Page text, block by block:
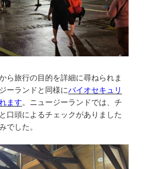
ら旅行の目的を詳細に尋ねられま
ーランドと同様にバイオセキュリ
ます。ニュージーランドでは、チ
口頭によるチェックがありました
でした。